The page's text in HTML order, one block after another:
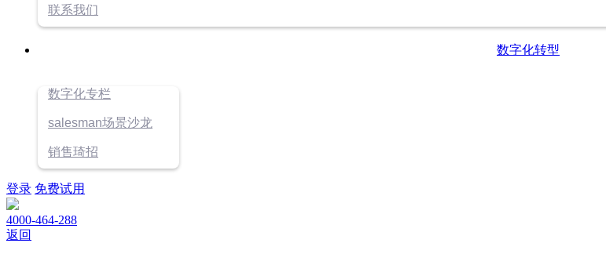
联系我们
数字化转型
数字化专栏
salesman场景沙龙
销售琦招
登录 免费试用
4000-464-288
返回